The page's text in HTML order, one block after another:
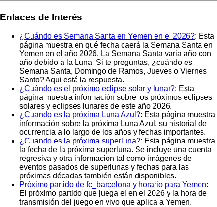
Enlaces de Interés
¿Cuándo es Semana Santa en Yemen en el 2026?: Esta
página muestra en qué fecha caerá la Semana Santa en
Yemen en el año 2026. La Semana Santa varia año con
año debido a la Luna. Si te preguntas, ¿cuándo es
Semana Santa, Domingo de Ramos, Jueves o Viernes
Santo? Aqui está la respuesta.
¿Cuándo es el próximo eclipse solar y lunar?: Esta
página muestra información sobre los próximos eclipses
solares y eclipses lunares de este año 2026.
¿Cuando es la próxima Luna Azul?: Esta página muestra
información sobre la próxima Luna Azul, su historial de
ocurrencia a lo largo de los años y fechas importantes.
¿Cuando es la próxima superluna?: Esta página muestra
la fecha de la próxima superluna. Se incluye una cuenta
regresiva y otra información tal como imágenes de
eventos pasados de superlunas y fechas para las
próximas décadas también están disponibles.
Próximo partido de fc_barcelona y horario para Yemen:
El próximo partido que juega el en el 2026 y la hora de
transmisión del juego en vivo que aplica a Yemen.